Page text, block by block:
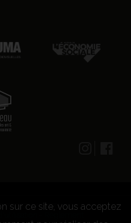
ASBL -
sur ce site, vous acceptez